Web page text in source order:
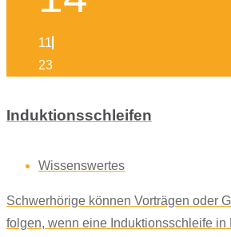
11
23
Induktionsschleifen
Wissenswertes
Schwerhörige können Vorträgen oder
folgen, wenn eine Induktionsschleife in